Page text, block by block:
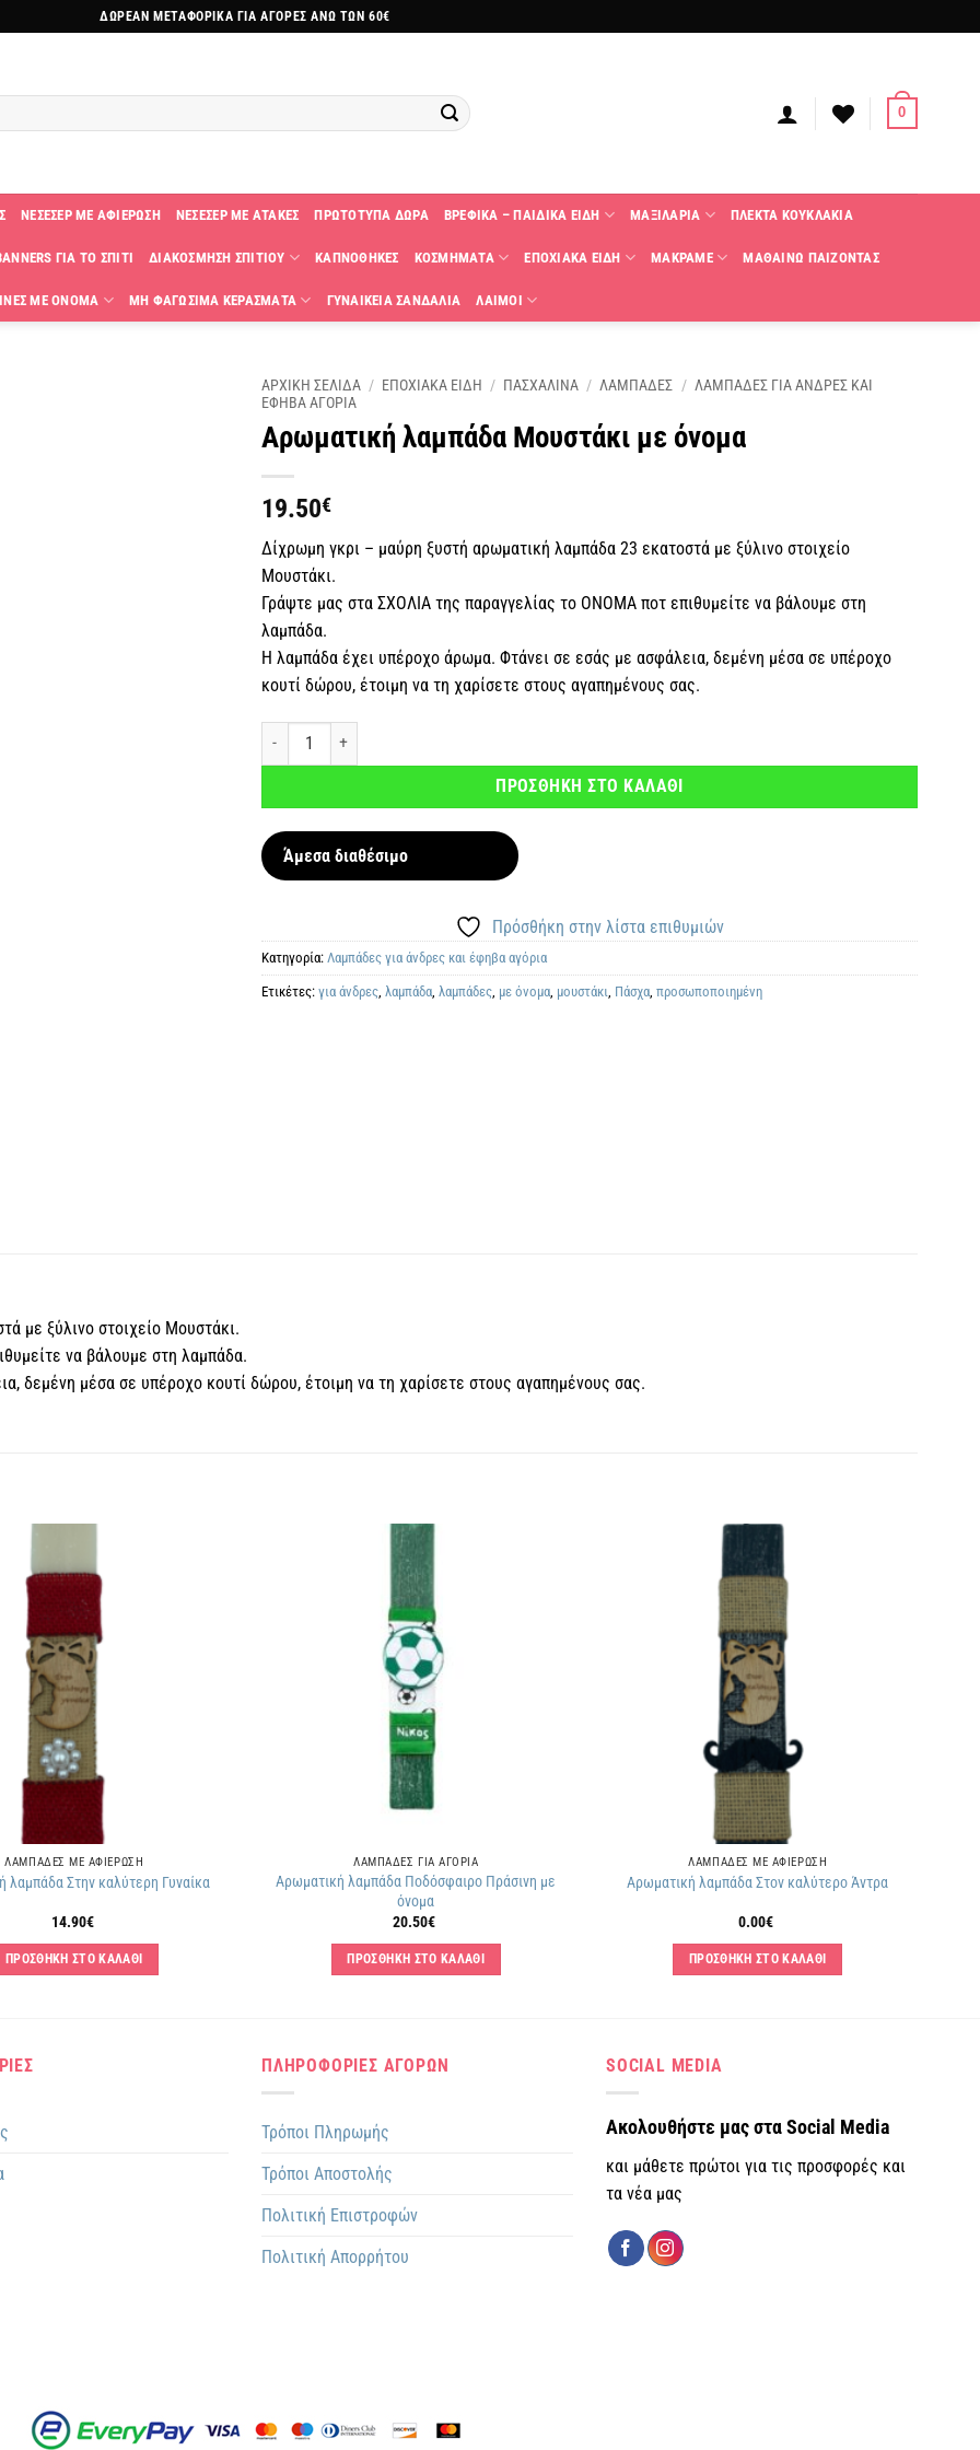
ΔΩΡΕΑΝ ΜΕΤΑΦΟΡΙΚΑ ΓΙΑ ΑΓΟΡΕΣ ΑΝΩ ΤΩΝ 60€
0
ΝΕΣΕΣΕΡ ΜΕ ΑΦΙΕΡΩΣΗ ΝΕΣΕΣΕΡ ΜΕ ΑΤΑΚΕΣ ΠΡΩΤΟΤΥΠΑ ΔΩΡΑ ΒΡΕΦΙΚΑ – ΠΑΙΔΙΚΑ ΕΙΔΗ ΜΑΞΙΛΑΡΙΑ ΠΛΕΚΤΑ KΟΥΚΛΑΚΙΑ
ΓΙΑ ΤΟ ΣΠΙΤΙ ΔΙΑΚΟΣΜΗΣΗ ΣΠΙΤΙΟΥ ΚΑΠΝΟΘΗΚΕΣ ΚΟΣΜΗΜΑΤΑ ΕΠΟΧΙΑΚΑ ΕΙΔΗ ΜΑΚΡΑΜΕ ΜΑΘΑΙΝΩ ΠΑΙΖΟΝΤΑΣ
ΜΕ ΟΝΟΜΑ ΜΗ ΦΑΓΩΣΙΜΑ ΚΕΡΑΣΜΑΤΑ ΓΥΝΑΙΚΕΙΑ ΣΑΝΔΑΛΙΑ ΛΑΙΜΟΙ
ΑΡΧΙΚΗ ΣΕΛΙΔΑ / ΕΠΟΧΙΑΚΑ ΕΙΔΗ / ΠΑΣΧΑΛΙΝΑ / ΛΑΜΠΑΔΕΣ / ΛΑΜΠΑΔΕΣ ΓΙΑ ΑΝΔΡΕΣ ΚΑΙ
ΕΦΗΒΑ ΑΓΟΡΙΑ
Αρωματική λαμπάδα Μουστάκι με όνομα
19.50€
Δίχρωμη γκρι – μαύρη ξυστή αρωματική λαμπάδα 23 εκατοστά με ξύλινο στοιχείο
Μουστάκι.
Γράψτε μας στα ΣΧΟΛΙΑ της παραγγελίας το ΟΝΟΜΑ ποτ επιθυμείτε να βάλουμε στη
λαμπάδα.
Η λαμπάδα έχει υπέροχο άρωμα. Φτάνει σε εσάς με ασφάλεια, δεμένη μέσα σε υπέροχο
κουτί δώρου, έτοιμη να τη χαρίσετε στους αγαπημένους σας.
Αρωματική λαμπάδα Μουστάκι με όνομα ποσότητα
ΠΡΟΣΘΗΚΗ ΣΤΟ ΚΑΛΑΘΙ
Άμεσα διαθέσιμο
Πρόσθήκη στην λίστα επιθυμιών
Κατηγορία: Λαμπάδες για άνδρες και έφηβα αγόρια
Ετικέτες: για άνδρες λαμπάδα λαμπάδες με όνομα μουστάκι Πάσχα προσωποποιημένη
με ξύλινο στοιχείο Μουστάκι.
να βάλουμε στη λαμπάδα.
δεμένη μέσα σε υπέροχο κουτί δώρου, έτοιμη να τη χαρίσετε στους αγαπημένους σας.
ΛΑΜΠΑΔΕΣ ΜΕ ΑΦΙΕΡΩΣΗ
λαμπάδα Στην καλύτερη Γυναίκα
14.90€
ΠΡΟΣΘΗΚΗ ΣΤΟ ΚΑΛΑΘΙ
ΛΑΜΠΑΔΕΣ ΓΙΑ ΑΓΟΡΙΑ
Αρωματική λαμπάδα Ποδόσφαιρο Πράσινη με
όνομα
20.50€
ΠΡΟΣΘΗΚΗ ΣΤΟ ΚΑΛΑΘΙ
ΛΑΜΠΑΔΕΣ ΜΕ ΑΦΙΕΡΩΣΗ
Αρωματική λαμπάδα Στον καλύτερο Άντρα
0.00€
ΠΡΟΣΘΗΚΗ ΣΤΟ ΚΑΛΑΘΙ
ΠΛΗΡΟΦΟΡΙΕΣ ΑΓΟΡΩΝ
Τρόποι Πληρωμής
Τρόποι Αποστολής
Πολιτική Επιστροφών
Πολιτική Απορρήτου
SOCIAL MEDIA
Ακολουθήστε μας στα Social Media
και μάθετε πρώτοι για τις προσφορές και
τα νέα μας